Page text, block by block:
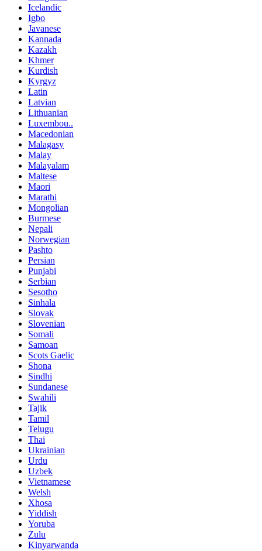
Icelandic
Igbo
Javanese
Kannada
Kazakh
Khmer
Kurdish
Kyrgyz
Latin
Latvian
Lithuanian
Luxembou..
Macedonian
Malagasy
Malay
Malayalam
Maltese
Maori
Marathi
Mongolian
Burmese
Nepali
Norwegian
Pashto
Persian
Punjabi
Serbian
Sesotho
Sinhala
Slovak
Slovenian
Somali
Samoan
Scots Gaelic
Shona
Sindhi
Sundanese
Swahili
Tajik
Tamil
Telugu
Thai
Ukrainian
Urdu
Uzbek
Vietnamese
Welsh
Xhosa
Yiddish
Yoruba
Zulu
Kinyarwanda